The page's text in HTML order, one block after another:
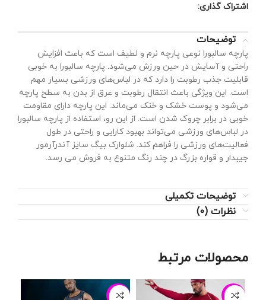
اشتراک گذاری:
توضیحات
پارچه سالبورا نوعی پارچه نرم و لطیف است که باعث افزایش
راحتی و آسایش در حین ورزش می‌شود. پارچه سالبورا به خوبی
قابلیت جذب رطوبت را دارد که در لباس‌های ورزشی بسیار مهم
است. این ویژگی باعث انتقال رطوبت و عرق از بدن به سطح پارچه
می‌شود و پوست خشک و خنک می‌ماند. این پارچه دارای مقاومت
خوبی در برابر چروک شدن است. از این رو، استفاده از پارچه سالبورا
در لباس‌های ورزشی می‌تواند بهبود کارایی و راحتی در طول
فعالیت‌های ورزشی را فراهم کند. شلوارک بیگ سایز آندرآرمور
جیبدار و قواره بزرگ در چند رنگ متنوع به فروش می رسد.
توضیحات تکمیلی
نظرات (0)
محصولات مرتبط
-25%
-9%